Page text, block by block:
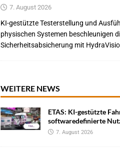
7. August 2026
KI-gestützte Testerstellung und
physischen Systemen beschleunigen
Sicherheitsabsicherung mit
WEITERE NEWS
ETAS: KI-gestützte
softwaredefinierte
7. August 2026